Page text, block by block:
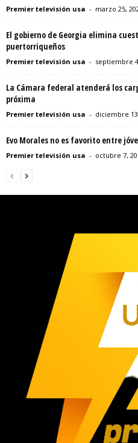
Premier televisión usa - marzo 25,
El gobierno de Georgia elimina
puertorriqueños
Premier televisión usa - septiembre
La Cámara federal atenderá los
próxima
Premier televisión usa - diciembre
Evo Morales no es favorito entre
Premier televisión usa - octubre 7,